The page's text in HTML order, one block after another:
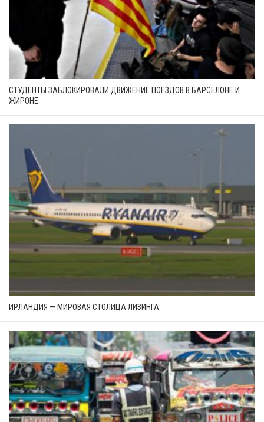
СТУДЕНТЫ ЗАБЛОКИРОВАЛИ ДВИЖЕНИЕ ПОЕЗДОВ В БАРСЕЛОНЕ И
ЖИРОНЕ
ИРЛАНДИЯ — МИРОВАЯ СТОЛИЦА ЛИЗИНГА